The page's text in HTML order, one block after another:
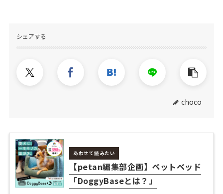
シェアする
choco
あわせて読みたい
【petan編集部企画】ペットベッド
「DoggyBaseとは？」